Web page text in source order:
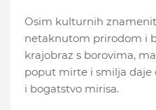
Osim kulturnih
netaknutom prirodom i
krajobraz s borovima,
poput mirte i smilja
i bogatstvo mirisa.